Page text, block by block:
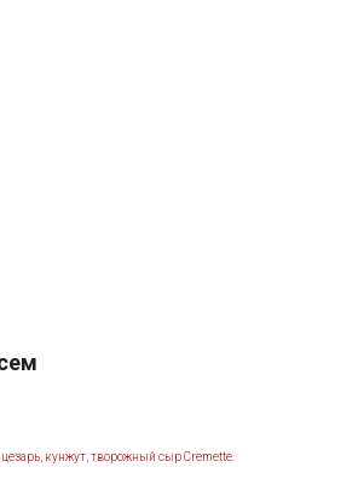
цезарь, кунжут, творожный сыр Cremette.